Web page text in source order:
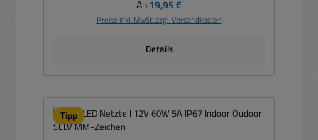
Regulärer Preis:
Ab19,95 €
Preise inkl. MwSt. zzgl. Versandkosten
Details
Tipp